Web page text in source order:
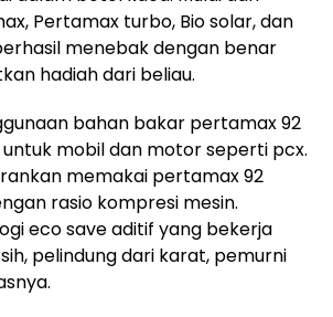
Pertamax turbo, Bio solar, dan
menebak dengan benar
hadiah dari beliau.
bahan bakar pertamax 92
mobil dan motor seperti pcx.
memakai pertamax 92
rasio kompresi mesin.
eco save aditif yang bekerja
pelindung dari karat, pemurni